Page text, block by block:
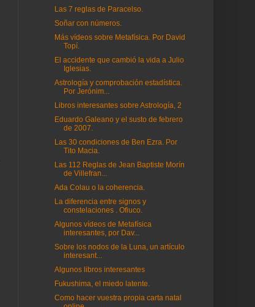
Las 7 reglas de Paracelso.
Soñar con números.
Más vídeos sobre Metafísica. Por David
Topí.
El accidente que cambió la vida a Julio
Iglesias.
Astrología y comprobación estadística.
Por Jerónim...
Libros interesantes sobre Astrología, 2
Eduardo Galeano y el susto de febrero
de 2007.
Las 30 condiciones de Ben Ezra. Por
Tito Macia.
Las 112 Reglas de Jean Baptiste Morín
de Villefran...
Ada Colau o la coherencia.
La diferencia entre signos y
constelaciones . Ofiuco.
Algunos vídeos de Metafísica
interesantes, por Dav...
Sobre los nodos de la Luna, un artículo
interesant...
Algunos libros interesantes
Fukushima, el miedo latente.
Como hacer vuestra propia carta natal